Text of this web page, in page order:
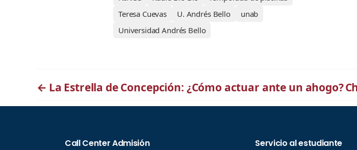
Teresa Cuevas
U. Andrés Bello
unab
Universidad Andrés Bello
← La Estrella de Concepción: ¿Cómo actuar ante un ahogo?